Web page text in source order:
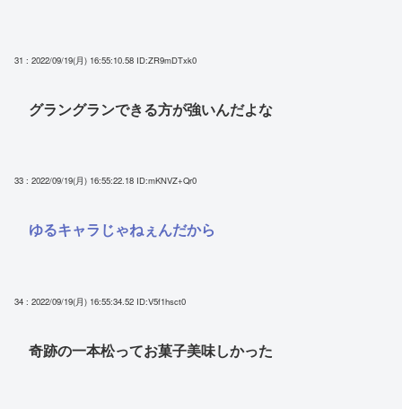
31 : 2022/09/19(月) 16:55:10.58 ID:ZR9mDTxk0
グラングランできる方が強いんだよな
33 : 2022/09/19(月) 16:55:22.18 ID:mKNVZ+Qr0
ゆるキャラじゃねぇんだから
34 : 2022/09/19(月) 16:55:34.52 ID:V5f1hsct0
奇跡の一本松ってお菓子美味しかった